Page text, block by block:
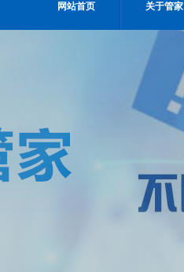
网站首页 关于管家